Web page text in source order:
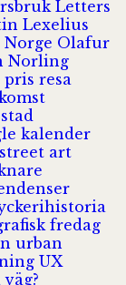
Letters
Lexelius
Norge Olafur
Norling
pris resa
stad
kalender
street art
fredag
urban
UX